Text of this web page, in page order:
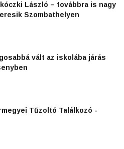
László – továbbra is nagy
Szombathelyen
vált az iskolába járás
Tűzoltó Találkozó -